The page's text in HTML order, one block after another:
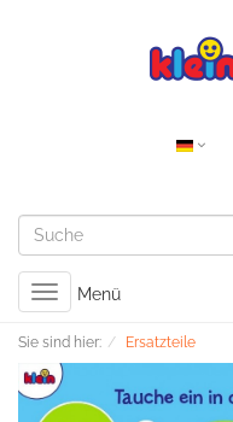
Toggle
navigation
Menü
Sie sind hier: Ersatzteile